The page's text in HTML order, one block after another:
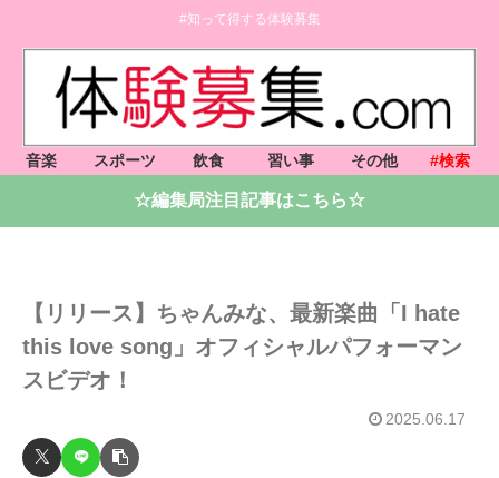
#知って得する体験募集
音楽 スポーツ 飲食 習い事 その他 #検索
☆編集局注目記事はこちら☆
【リリース】ちゃんみな、最新楽曲「I hate
this love song」オフィシャルパフォーマン
スビデオ！
2025.06.17